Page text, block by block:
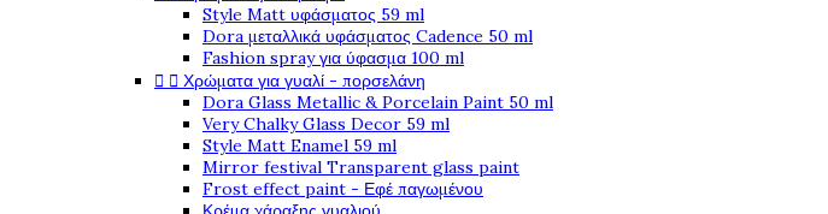
Style Matt υφάσματος 59 ml
Dora μεταλλικά υφάσματος Cadence 50 ml
Fashion spray για ύφασμα 100 ml
  Χρώματα για γυαλί - πορσελάνη
Dora Glass Metallic & Porcelain Paint 50 ml
Very Chalky Glass Decor 59 ml
Style Matt Enamel 59 ml
Mirror festival Transparent glass paint
Frost effect paint - Εφέ παγωμένου